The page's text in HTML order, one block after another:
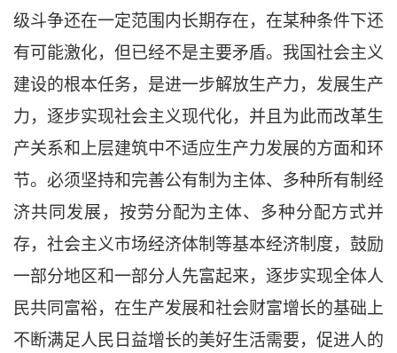
级斗争还在一定范围内长期存在，在某种条件下还
有可能激化，但已经不是主要矛盾。我国社会主义
建设的根本任务，是进一步解放生产力，发展生产
力，逐步实现社会主义现代化，并且为此而改革生
产关系和上层建筑中不适应生产力发展的方面和环
节。必须坚持和完善公有制为主体、多种所有制经
济共同发展，按劳分配为主体、多种分配方式并
存，社会主义市场经济体制等基本经济制度，鼓励
一部分地区和一部分人先富起来，逐步实现全体人
民共同富裕，在生产发展和社会财富增长的基础上
不断满足人民日益增长的美好生活需要，促进人的